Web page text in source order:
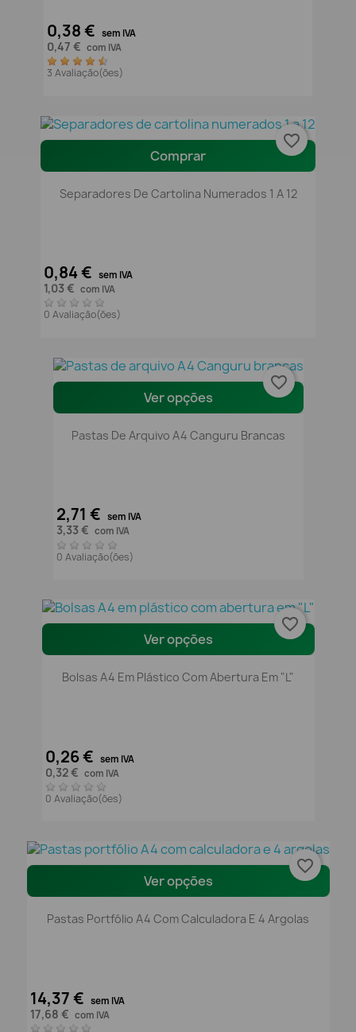
0,38 € sem IVA
0,47 € com IVA
3 Avaliação(ões)
Comprar
Separadores De Cartolina Numerados 1 A 12
0,84 € sem IVA
1,03 € com IVA
0 Avaliação(ões)
favorite_border
Ver opções
Pastas De Arquivo A4 Canguru Brancas
2,71 € sem IVA
3,33 € com IVA
0 Avaliação(ões)
favorite_border
Ver opções
Bolsas A4 Em Plástico Com Abertura Em "L"
0,26 € sem IVA
0,32 € com IVA
0 Avaliação(ões)
favorite_border
Ver opções
Pastas Portfólio A4 Com Calculadora E 4 Argolas
14,37 € sem IVA
17,68 € com IVA
favorite_border